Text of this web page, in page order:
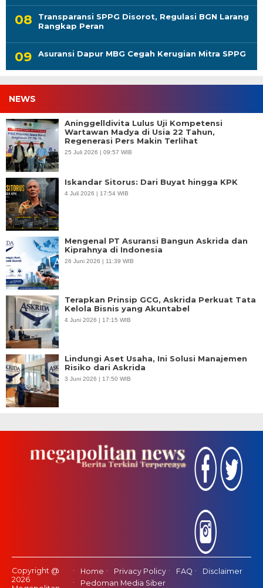
Transparansi SPPG Disorot, Regulasi BGN Larang
Rangkap Peran
Asuransi Dapur MBG Cegah Kerugian Mitra SPPG
NEWS
Aninggelldivita Lulus Uji Kompetensi
Wartawan Madya di Usia 22 Tahun,
Regenerasi Pers Makin Terlihat
25 Juli 2026 | 09:57 WIB
Iskandar Sitorus: Dari Buyat hingga KPK
4 Juli 2026 | 17:54 WIB
Mengenal PT Asuransi Bangun Askrida dan
Kiprahnya di Indonesia
26 Juni 2026 | 11:39 WIB
Terapkan Prinsip GCG, Askrida Perkuat Tata
Kelola Bisnis yang Akuntabel
4 Juni 2026 | 17:15 WIB
Lindungi Aset Usaha, Ini Solusi Manajemen
Risiko dari Askrida
3 Juni 2026 | 17:50 WIB
Copyright @
2026
Home Privacy Policy FAQ
Disclaimer
Pedoman Media Siber